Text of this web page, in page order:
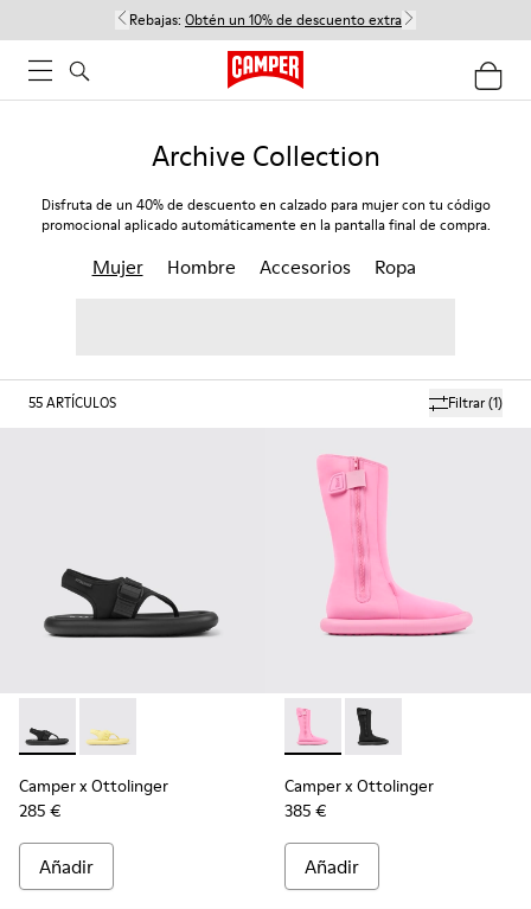
Rebajas: Obtén un 10% de descuento extra
Archive Collection
Disfruta de un 40% de descuento en calzado para mujer con tu código
promocional aplicado automáticamente en la pantalla final de compra.
Mujer Hombre Accesorios Ropa
Filtrar(1)
55ARTÍCULOS
Camper x Ottolinger - K201563-002 - Sandalias negras de
Camper x Ottolinger - K201563-001 - Sandalias
Camper x Ottolinger
285 €
Añadir
Camper x Ottolinger -
Camper x Ottolinger
Camper x Ottolinger
385 €
Añadir